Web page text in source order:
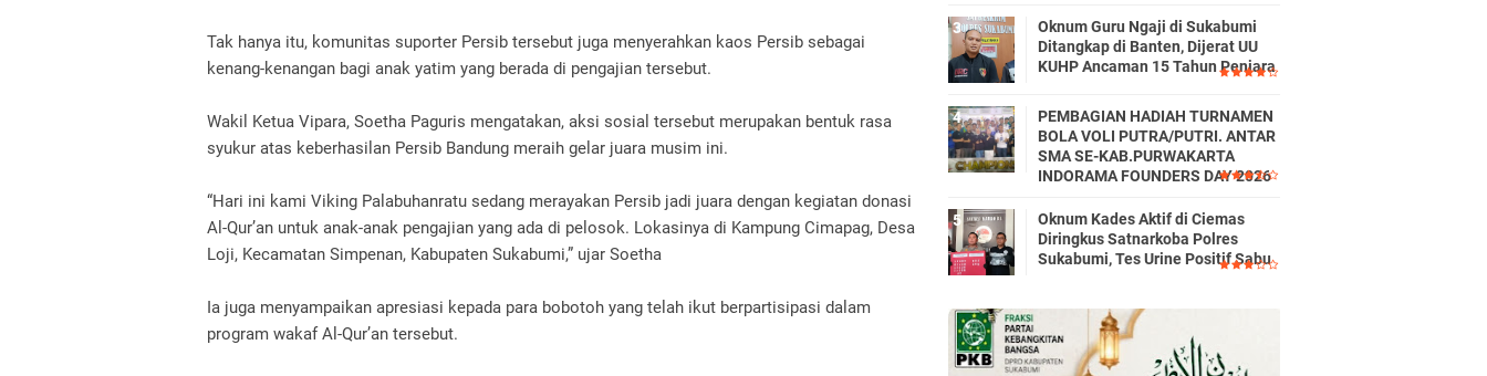
Tak hanya itu, komunitas suporter Persib tersebut juga menyerahkan kaos Persib sebagai
kenang-kenangan bagi anak yatim yang berada di pengajian tersebut.
Wakil Ketua Vipara, Soetha Paguris mengatakan, aksi sosial tersebut merupakan bentuk rasa
syukur atas keberhasilan Persib Bandung meraih gelar juara musim ini.
“Hari ini kami Viking Palabuhanratu sedang merayakan Persib jadi juara dengan kegiatan donasi
Al-Qur’an untuk anak-anak pengajian yang ada di pelosok. Lokasinya di Kampung Cimapag, Desa
Loji, Kecamatan Simpenan, Kabupaten Sukabumi,” ujar Soetha
Ia juga menyampaikan apresiasi kepada para bobotoh yang telah ikut berpartisipasi dalam
program wakaf Al-Qur’an tersebut.
Oknum Guru Ngaji di Sukabumi
Ditangkap di Banten, Dijerat UU
KUHP Ancaman 15 Tahun Penjara
PEMBAGIAN HADIAH TURNAMEN
BOLA VOLI PUTRA/PUTRI. ANTAR
SMA SE-KAB.PURWAKARTA
INDORAMA FOUNDERS DAY 2026
Oknum Kades Aktif di Ciemas
Diringkus Satnarkoba Polres
Sukabumi, Tes Urine Positif Sabu